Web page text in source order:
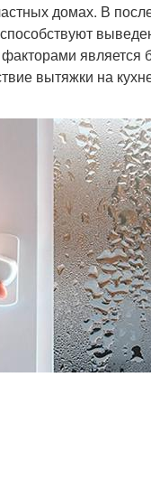
домах. В
является
вытяжки на